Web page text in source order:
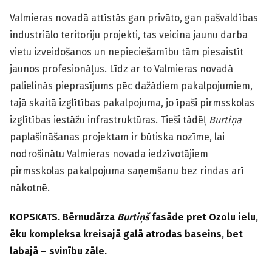
Valmieras novadā attīstās gan privāto, gan pašvaldības
industriālo teritoriju projekti, tas veicina jaunu darba
vietu izveidošanos un nepieciešamību tām piesaistīt
jaunos profesionāļus. Līdz ar to Valmieras novadā
palielinās pieprasījums pēc dažādiem pakalpojumiem,
tajā skaitā izglītības pakalpojuma, jo īpaši pirmsskolas
izglītības iestāžu infrastruktūras. Tieši tādēļ Burtiņa
paplašināšanas projektam ir būtiska nozīme, lai
nodrošinātu Valmieras novada iedzīvotājiem
pirmsskolas pakalpojuma saņemšanu bez rindas arī
nākotnē.
KOPSKATS. Bērnudārza Burtiņšfasāde pret Ozolu ielu,
ēku kompleksa kreisajā galā atrodas baseins, bet
labajā – svinību zāle.